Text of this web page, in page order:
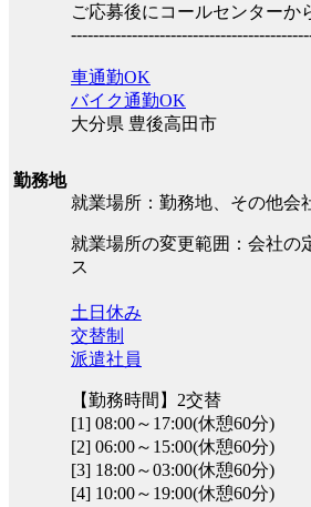
ご応募後にコールセンターか
勤務地
車通勤OK
バイク通勤OK
大分県 豊後高田市
就業場所：勤務地、その他会
就業場所の変更範囲：会社の
ス
土日休み
交替制
派遣社員
【勤務時間】2交替
[1] 08:00～17:00(休憩60分)
[2] 06:00～15:00(休憩60分)
[3] 18:00～03:00(休憩60分)
[4] 10:00～19:00(休憩60分)